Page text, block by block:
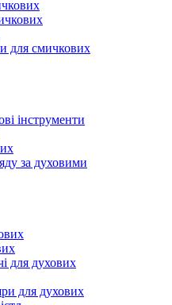
для смичкових
інструменти
за духовими
для духових
для духових